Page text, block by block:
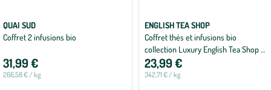
QUAI SUD
Coffret 2 infusions bio
31,99 €
266,58 € / kg
ENGLISH TEA SHOP
Coffret thés et infusions bio
collection Luxury English Tea Shop -
36 sachets
23,99 €
342,71 € / kg